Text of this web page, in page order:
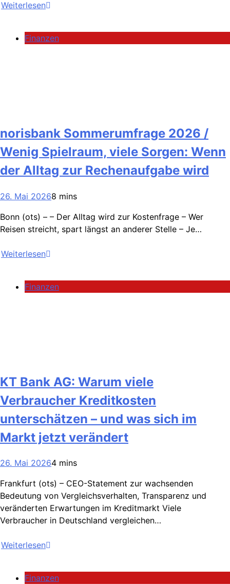
Weiterlesen
Finanzen
norisbank Sommerumfrage 2026 /
Wenig Spielraum, viele Sorgen: Wenn
der Alltag zur Rechenaufgabe wird
26. Mai 20268 mins
Bonn (ots) – – Der Alltag wird zur Kostenfrage – Wer
Reisen streicht, spart längst an anderer Stelle – Je…
Weiterlesen
Finanzen
KT Bank AG: Warum viele
Verbraucher Kreditkosten
unterschätzen – und was sich im
Markt jetzt verändert
26. Mai 20264 mins
Frankfurt (ots) – CEO-Statement zur wachsenden
Bedeutung von Vergleichsverhalten, Transparenz und
veränderten Erwartungen im Kreditmarkt Viele
Verbraucher in Deutschland vergleichen…
Weiterlesen
Finanzen